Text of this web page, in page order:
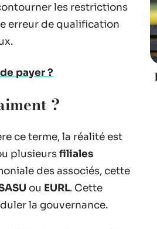
les restrictions
erreur de qualification
payer ?
?
ce terme, la réalité est
plusieursfiliales
des associés, cette
ou EURL. Cette
la gouvernance.